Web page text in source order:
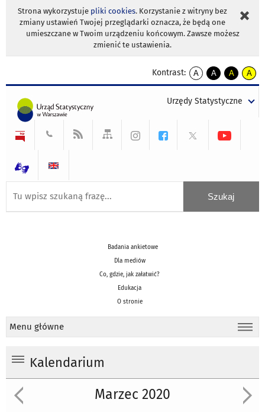
Strona wykorzystuje pliki cookies. Korzystanie z witryny bez
zmiany ustawień Twojej przeglądarki oznacza, że będą one
umieszczane w Twoim urządzeniu końcowym. Zawsze możesz
zmienić te ustawienia.
Kontrast:
A
kontrast
A
kontrast
tekst
czarnym
A
kontrast
tekst
czarnym
A
tekst
żółtym
Urzędy Statystyczne
Badania ankietowe
Dla mediów
Co, gdzie, jak załatwić?
Edukacja
O stronie
Menu główne
Kalendarium
Marzec 2020